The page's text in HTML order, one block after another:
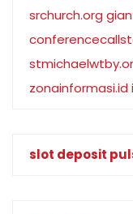
srchurch.org
zonainformasi.id
slot deposit